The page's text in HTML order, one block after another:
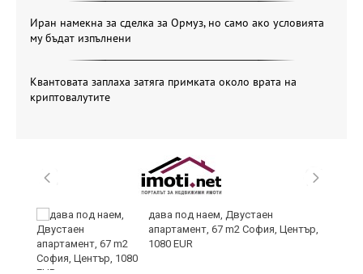
Иран намекна за сделка за Ормуз, но само ако условията
му бъдат изпълнени
Квантовата заплаха затяга примката около врата на
криптовалутите
дава под наем, Двустаен
апартамент, 67 m2 София, Център,
1080 EUR